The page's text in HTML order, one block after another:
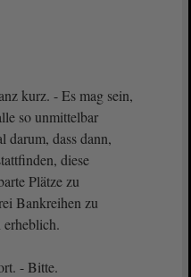
kurz. - Es mag sein,
so unmittelbar
darum, dass dann,
diese
Plätze zu
Bankreihen zu
- Bitte.